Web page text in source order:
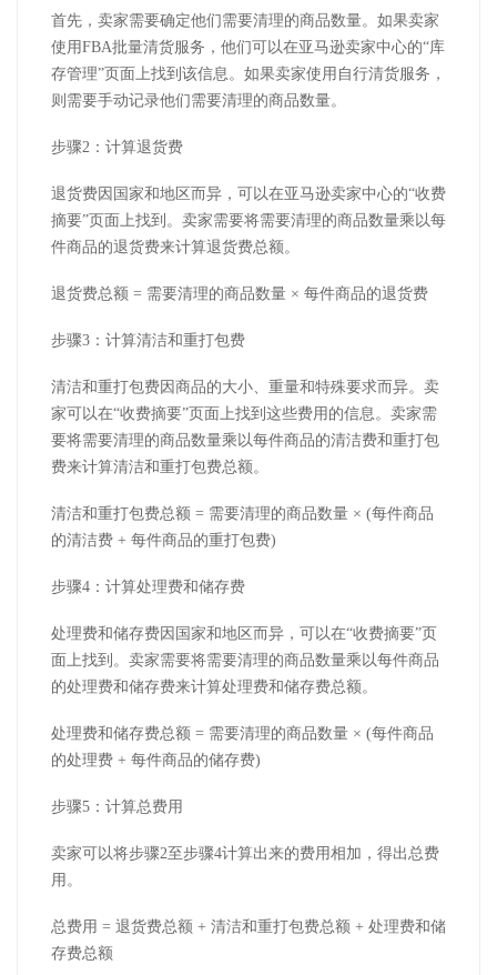
首先，卖家需要确定他们需要清理的商品数量。如果卖家
使用FBA批量清货服务，他们可以在亚马逊卖家中心的“库
存管理”页面上找到该信息。如果卖家使用自行清货服务，
则需要手动记录他们需要清理的商品数量。
步骤2：计算退货费
退货费因国家和地区而异，可以在亚马逊卖家中心的“收费
摘要”页面上找到。卖家需要将需要清理的商品数量乘以每
件商品的退货费来计算退货费总额。
退货费总额 = 需要清理的商品数量 × 每件商品的退货费
步骤3：计算清洁和重打包费
清洁和重打包费因商品的大小、重量和特殊要求而异。卖
家可以在“收费摘要”页面上找到这些费用的信息。卖家需
要将需要清理的商品数量乘以每件商品的清洁费和重打包
费来计算清洁和重打包费总额。
清洁和重打包费总额 = 需要清理的商品数量 × (每件商品
的清洁费 + 每件商品的重打包费)
步骤4：计算处理费和储存费
处理费和储存费因国家和地区而异，可以在“收费摘要”页
面上找到。卖家需要将需要清理的商品数量乘以每件商品
的处理费和储存费来计算处理费和储存费总额。
处理费和储存费总额 = 需要清理的商品数量 × (每件商品
的处理费 + 每件商品的储存费)
步骤5：计算总费用
卖家可以将步骤2至步骤4计算出来的费用相加，得出总费
用。
总费用 = 退货费总额 + 清洁和重打包费总额 + 处理费和储
存费总额